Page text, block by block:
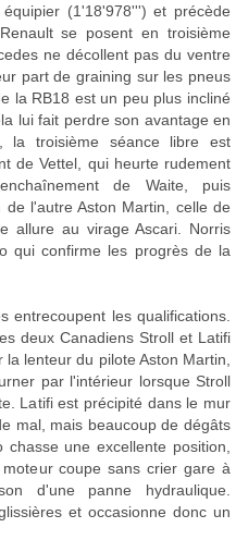
(1'18'978''') et précède
se posent en troisième
ne décollent pas du ventre
part de graining sur les pneus
la RB18 est un peu plus incliné
lui fait perdre son avantage en
la troisième séance libre est
de Vettel, qui heurte rudement
de Waite, puis
l'autre Aston Martin, celle de
allure au virage Ascari. Norris
qui confirme les progrès de la
entrecoupent les qualifications.
deux Canadiens Stroll et Latifi
lenteur du pilote Aston Martin,
par l'intérieur lorsque Stroll
Latifi est précipité dans le mur
mal, mais beaucoup de dégâts
une excellente position,
coupe sans crier gare à
d'une panne hydraulique.
et occasionne donc un